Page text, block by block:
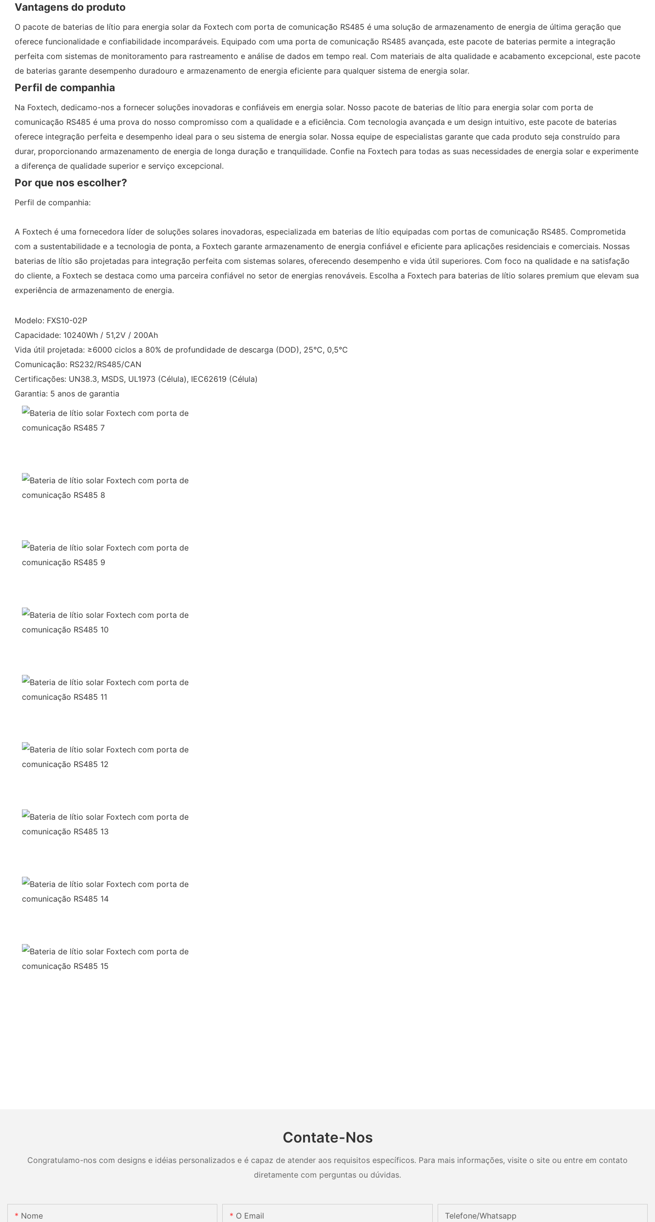
Vantagens do produto
O pacote de baterias de lítio para energia solar da Foxtech com porta de comunicação RS485 é uma solução de armazenamento de energia de última geração que
oferece funcionalidade e confiabilidade incomparáveis. Equipado com uma porta de comunicação RS485 avançada, este pacote de baterias permite a integração
perfeita com sistemas de monitoramento para rastreamento e análise de dados em tempo real. Com materiais de alta qualidade e acabamento excepcional, este pacote
de baterias garante desempenho duradouro e armazenamento de energia eficiente para qualquer sistema de energia solar.
Perfil de companhia
Na Foxtech, dedicamo-nos a fornecer soluções inovadoras e confiáveis ​​em energia solar. Nosso pacote de baterias de lítio para energia solar com porta de
comunicação RS485 é uma prova do nosso compromisso com a qualidade e a eficiência. Com tecnologia avançada e um design intuitivo, este pacote de baterias
oferece integração perfeita e desempenho ideal para o seu sistema de energia solar. Nossa equipe de especialistas garante que cada produto seja construído para
durar, proporcionando armazenamento de energia de longa duração e tranquilidade. Confie na Foxtech para todas as suas necessidades de energia solar e experimente
a diferença de qualidade superior e serviço excepcional.
Por que nos escolher?
Perfil de companhia:
A Foxtech é uma fornecedora líder de soluções solares inovadoras, especializada em baterias de lítio equipadas com portas de comunicação RS485. Comprometida
com a sustentabilidade e a tecnologia de ponta, a Foxtech garante armazenamento de energia confiável e eficiente para aplicações residenciais e comerciais. Nossas
baterias de lítio são projetadas para integração perfeita com sistemas solares, oferecendo desempenho e vida útil superiores. Com foco na qualidade e na satisfação
do cliente, a Foxtech se destaca como uma parceira confiável no setor de energias renováveis. Escolha a Foxtech para baterias de lítio solares premium que elevam sua
experiência de armazenamento de energia.
Modelo: FXS10-02P
Capacidade: 10240Wh / 51,2V / 200Ah
Vida útil projetada: ≥6000 ciclos a 80% de profundidade de descarga (DOD), 25°C, 0,5°C
Comunicação: RS232/RS485/CAN
Certificações: UN38.3, MSDS, UL1973 (Célula), IEC62619 (Célula)
Garantia: 5 anos de garantia
Contate-Nos
Congratulamo-nos com designs e idéias personalizados e é capaz de atender aos requisitos específicos. Para mais informações, visite o site ou entre em contato
diretamente com perguntas ou dúvidas.
Nome O Email Telefone/whatsapp